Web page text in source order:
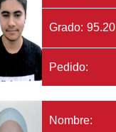
Grado: 95.20
Pedido:
Nombre: